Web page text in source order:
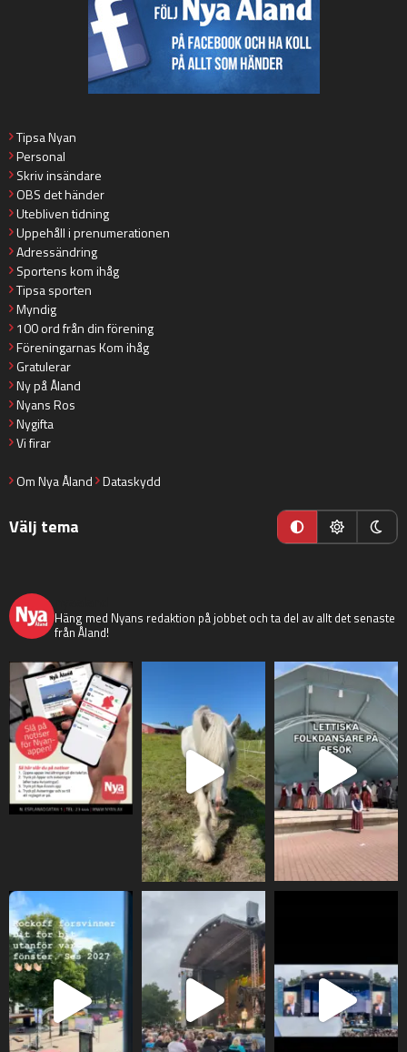
Tipsa Nyan
Personal
Skriv insändare
OBS det händer
Utebliven tidning
Uppehåll i prenumerationen
Adressändring
Sportens kom ihåg
Tipsa sporten
Myndig
100 ord från din förening
Föreningarnas Kom ihåg
Gratulerar
Ny på Åland
Nyans Ros
Nygifta
Vi firar
Om Nya Åland Dataskydd
Välj tema
Häng med Nyans redaktion på jobbet och ta del av allt det senaste
från Åland!